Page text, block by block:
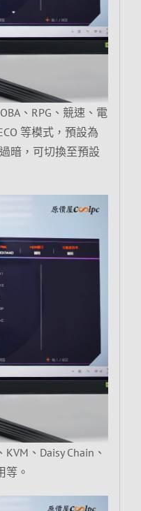
、RPG、競速、電
等模式，預設為
暗，可切換至預設
、Daisy Chain、
等。